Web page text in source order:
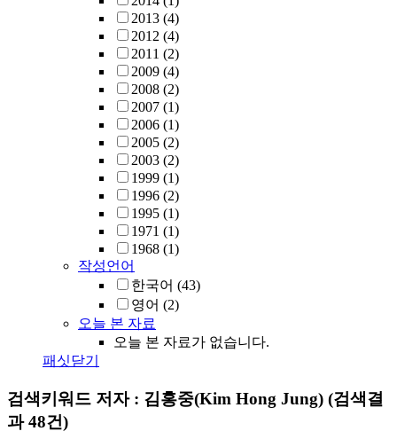
2013 (4)
2012 (4)
2011 (2)
2009 (4)
2008 (2)
2007 (1)
2006 (1)
2005 (2)
2003 (2)
1999 (1)
1996 (2)
1995 (1)
1971 (1)
1968 (1)
작성언어
한국어 (43)
영어 (2)
오늘 본 자료
오늘 본 자료가 없습니다.
패싯닫기
검색키워드 저자 : 김홍중(Kim Hong Jung) (검색결
과 48건)